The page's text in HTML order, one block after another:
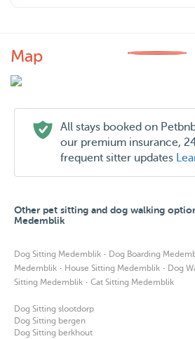
Map
All stays booked on
our premium insurance,
frequent sitter updates
Other pet sitting and dog walking
Medemblik
Dog Sitting Medemblik · Dog Boarding
Medemblik · House Sitting Medemblik · Dog
Sitting Medemblik · Cat Sitting Medemblik
Dog Sitting slootdorp
Dog Sitting bergen
Dog Sitting berkhout